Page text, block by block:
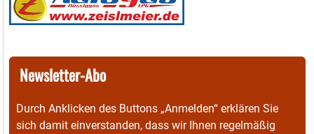
Newsletter-Abo
Durch Anklicken des Buttons „Anmelden“ erklären Sie
sich damit einverstanden, dass wir Ihnen regelmäßig